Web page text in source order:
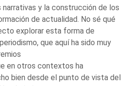
y la construcción de los
de actualidad. No sé qué
explorar esta forma de
que aquí ha sido muy
en otros contextos ha
bien desde el punto de vista del